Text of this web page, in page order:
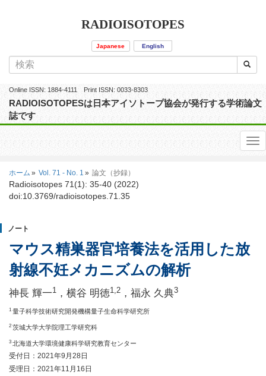
RADIOISOTOPES
Japanese English
Online ISSN: 1884-4111 Print ISSN: 0033-8303
RADIOISOTOPESは日本アイソトープ協会が発行する学術論文
誌です
ホーム Vol. 71 - No. 1 論文（抄録）
Radioisotopes 71(1): 35-40 (2022)
doi:10.3769/radioisotopes.71.35
ノート
マウス精巣器官培養法を活用した放
射線不妊メカニズムの解析
神長 輝一1 ，横谷 明徳1,2 ，福永 久典3
1 量子科学技術研究開発機構量子生命科学研究所
2 茨城大学大学院理工学研究科
3 北海道大学環境健康科学研究教育センター
受付日：2021年9月28日
受理日：2021年11月16日